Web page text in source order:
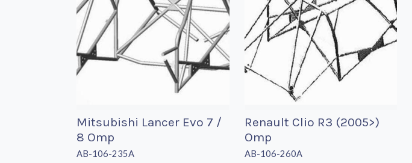
Mitsubishi Lancer Evo 7 /
8 Omp
AB-106-235A
Renault Clio R3 (2005>)
Omp
AB-106-260A